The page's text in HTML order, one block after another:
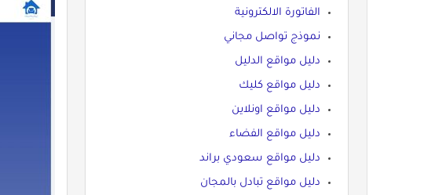
الفاتورة الالكترونية
نموذج تواصل مجاني
دليل مواقع الدليل
دليل مواقع كليك
دليل مواقع اونلاين
دليل مواقع الفضاء
دليل مواقع سعودي براند
دليل مواقع تبادل بالمجان